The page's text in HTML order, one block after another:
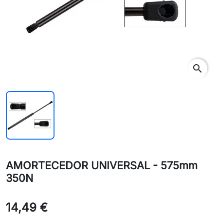
search
AMORTECEDOR UNIVERSAL - 575mm
350N
14,49 €